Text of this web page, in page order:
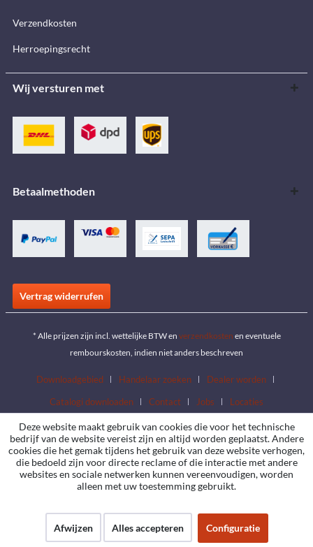
Verzendkosten
Herroepingsrecht
Wij versturen met
Betaalmethoden
Vertrag widerrufen
* Alle prijzen zijn incl. wettelijke BTW en verzendkosten en eventuele
rembourskosten, indien niet anders beschreven
Downloadgebied Handelaar zoeken
Dealer worden
Catalogi downloaden
Contact Jobs Locaties
Deze website maakt gebruik van cookies die voor het technische
bedrijf van de website vereist zijn en altijd worden geplaatst. Andere
cookies die het gemak tijdens het gebruik van deze website verhogen,
die bedoeld zijn voor directe reclame of die interactie met andere
websites en sociale netwerken kunnen vereenvoudigen, worden
alleen met uw toestemming gebruikt.
Afwijzen Alles accepteren Configuratie